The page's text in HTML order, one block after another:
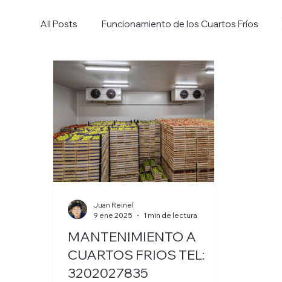
All Posts Funcionamiento de los Cuartos Fríos
Cómo Elegir el Cuarto Frío Ideal
Funcionamiento de los Chillers
Elección del Chiller Adecuado
MANTENIMIENTO A
CUARTOS FRIOS TEL:
3202027835
Juan Reinel
9 ene 2025
1 min de lectura